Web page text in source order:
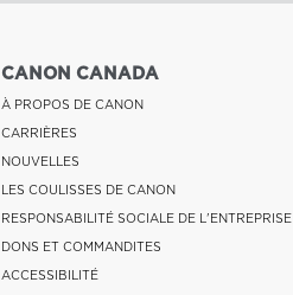
CANON CANADA
À PROPOS DE CANON
CARRIÈRES
NOUVELLES
LES COULISSES DE CANON
RESPONSABILITÉ SOCIALE DE L'ENTREPRISE
DONS ET COMMANDITES
ACCESSIBILITÉ